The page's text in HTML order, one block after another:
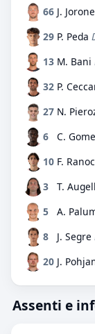
66 J.
29 P. Peda
13 M. Bani
32 P.
27 N.
6
C.
10 F.
3
T.
5
A.
8
J. Segre
20 J.
Assenti e